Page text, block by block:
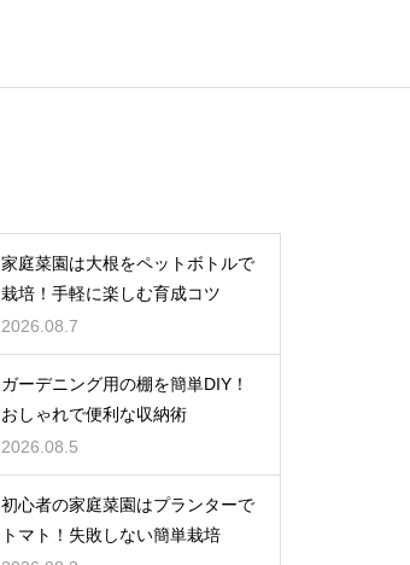
家庭菜園は大根をペットボトルで
栽培！手軽に楽しむ育成コツ
2026.08.7
ガーデニング用の棚を簡単DIY！
おしゃれで便利な収納術
2026.08.5
初心者の家庭菜園はプランターで
トマト！失敗しない簡単栽培